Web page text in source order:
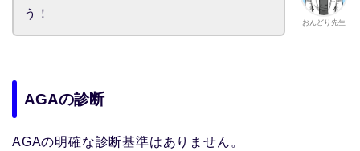
おんどり先生
う！
AGAの診断
AGAの明確な診断基準はありません。